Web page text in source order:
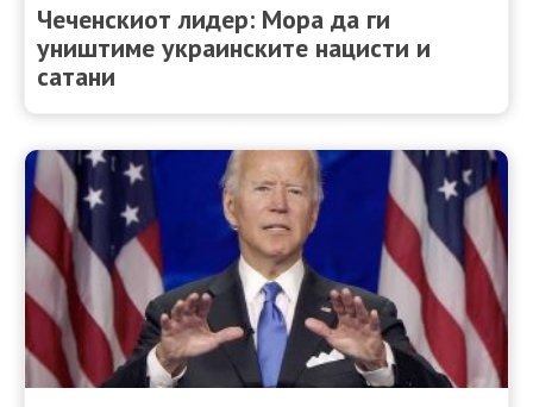
Чеченскиот лидер: Мора да ги
уништиме украинските нацисти и
сатани